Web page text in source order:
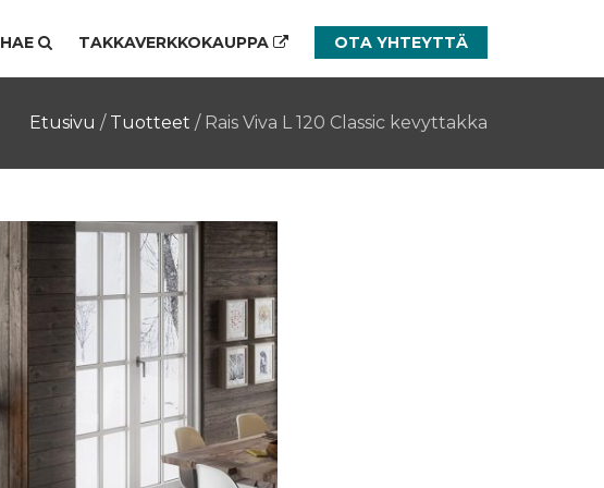
HAE TAKKAVERKKOKAUPPA OTA YHTEYTTÄ
Etusivu / Tuotteet / Rais Viva L 120 Classic kevyttakka